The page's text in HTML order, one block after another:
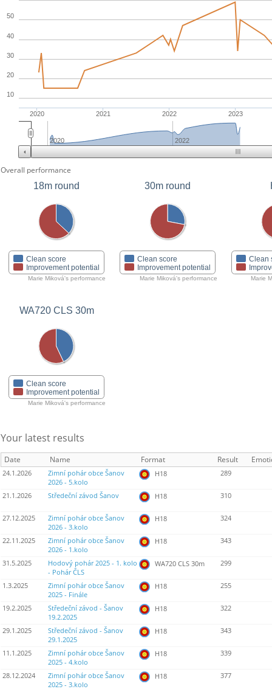
2020 2021 2022 2023
10
20
30
40
50
2022
2020
Overall performance
18m round
Clean score
Improvement potential
Marie Miková's performance
30m round
Clean score
Improvement potential
Marie Miková's performance
Clean
Marie
WA720 CLS 30m
Clean score
Improvement potential
Marie Miková's performance
Your latest results
Date Name Format Result
24.1.2026
Zimní pohár obce Šanov
2026 - 5.kolo
H18 289
21.1.2026 Středeční závod Šanov H18 310
27.12.2025
Zimní pohár obce Šanov
2026 - 3.kolo
H18 324
22.11.2025
Zimní pohár obce Šanov
2026 - 1.kolo
H18 343
31.5.2025
Hodový pohár 2025 - 1. kolo
- Pohár ČLS
WA720 CLS 30m 299
1.3.2025
Zimní pohár obce Šanov
2025 - Finále
H18 255
19.2.2025
Středeční závod - Šanov
19.2.2025
H18 322
29.1.2025
Středeční závod - Šanov
29.1.2025
H18 343
11.1.2025
Zimní pohár obce Šanov
2025 - 4.kolo
H18 339
28.12.2024
Zimní pohár obce Šanov
2025 - 3.kolo
H18 377